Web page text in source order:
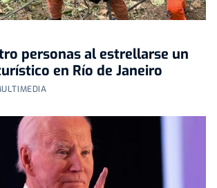
personas al estrellarse un
en Río de Janeiro